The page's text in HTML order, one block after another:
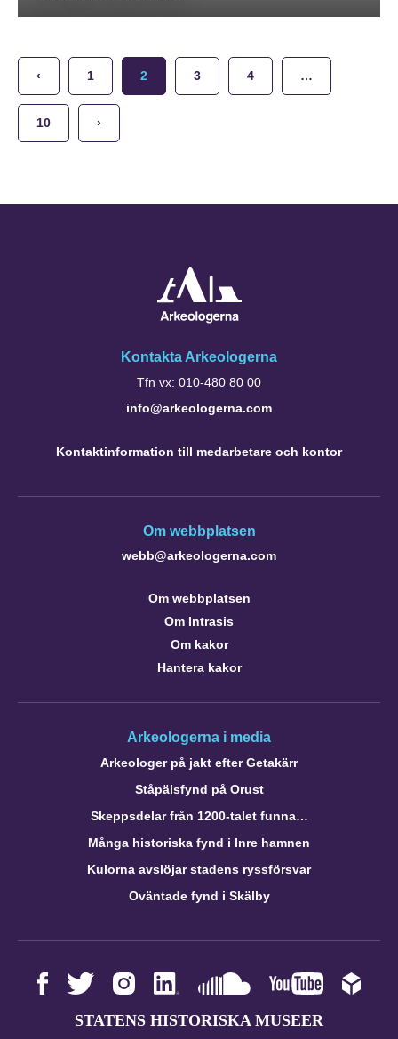
‹ 1 2 3 4 …
10 ›
Kontakta Arkeologerna
Tfn vx: 010-480 80 00
info@arkeologerna.com
Kontaktinformation till medarbetare och kontor
Om webbplatsen
webb@arkeologerna.com
Om webbplatsen
Om Intrasis
Om kakor
Hantera kakor
Arkeologerna i media
Arkeologer på jakt efter Getakärr
Ståpälsfynd på Orust
Skeppsdelar från 1200-talet funna…
Många historiska fynd i Inre hamnen
Kulorna avslöjar stadens ryssförsvar
Oväntade fynd i Skälby
STATENS HISTORISKA MUSEER